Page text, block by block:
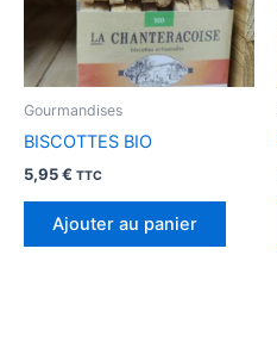
Gourmandises
BISCOTTES BIO
5,95€ TTC
Ajouter au panier